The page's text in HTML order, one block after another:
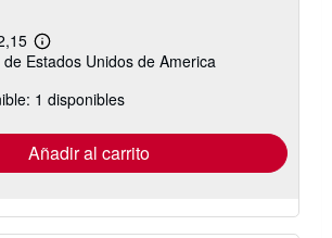
Más
información
las
tarifas
envío
Estados Unidos de America
1 disponibles
Añadir al carrito